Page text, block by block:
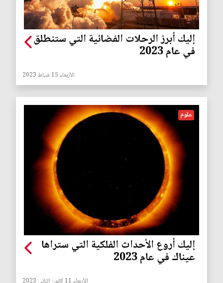
إليك أبرز الرحلات الفضائية التي ستنطلق
في عام 2023
الأربعاء 15 شباط 2023
علوم
إليك أروع الأحداث الفلكية التي ستراها
عيناك في عام 2023